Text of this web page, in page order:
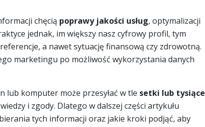
chęcią poprawy jakości usług, optymalizacji
jednak, im większy nasz cyfrowy profil, tym
a nawet sytuację finansową czy zdrowotną.
marketingu po możliwość wykorzystania danych
lub komputer może przesyłać w tle setki lub tysiące
i zgody. Dlatego w dalszej części artykułu
tych informacji oraz jakie kroki podjąć, aby